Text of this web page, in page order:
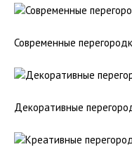
Современные
Декоративные